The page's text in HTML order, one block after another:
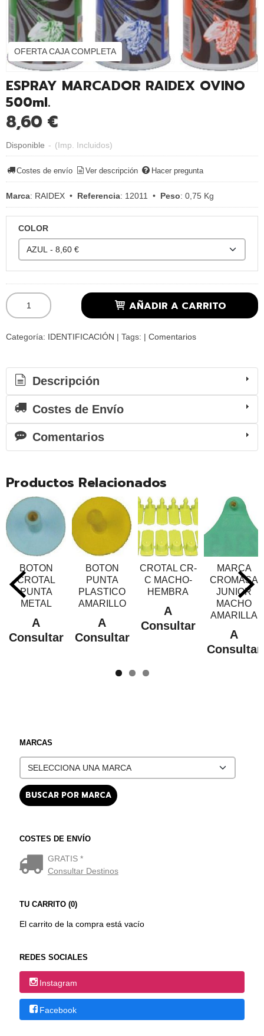
MARCAS
COSTES DE ENVÍO
GRATIS *
Consultar Destinos
TU CARRITO (0)
El carrito de la compra está vacío
REDES SOCIALES
Instagram
Facebook
OFERTA CAJA COMPLETA
ESPRAY MARCADOR RAIDEX OVINO
500ml.
8,60 €
Disponible - (Imp. Incluidos)
Costes de envío Ver descripción Hacer pregunta
Marca: RAIDEX • Referencia: 12011 • Peso: 0,75 Kg
COLOR
AÑADIR A CARRITO
Categoría: IDENTIFICACIÓN | Tags: | Comentarios
Descripción
Costes de Envío
Comentarios
Productos Relacionados
BOTON
CROTAL
PUNTA
METAL
A
Consultar
BOTON
PUNTA
PLASTICO
AMARILLO
A
Consultar
CROTAL CR-
C MACHO-
HEMBRA
A
Consultar
MARCA
CROMASA
JUNIOR
MACHO
AMARILLA
A
Consultar